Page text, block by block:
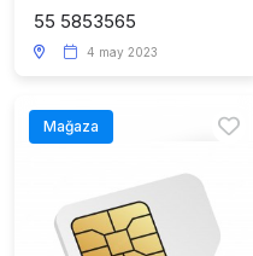
55 5853565
4 may 2023
Mağaza